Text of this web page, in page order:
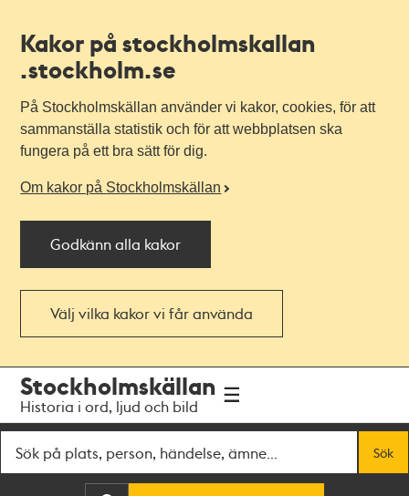
Kakor på stockholmskallan
.stockholm.se
På Stockholmskällan använder vi kakor, cookies, för att
sammanställa statistik och för att webbplatsen ska
fungera på ett bra sätt för dig.
Om kakor på Stockholmskällan
Godkänn alla kakor
Välj vilka kakor vi får använda
navigationen
huvudinnehållet
Stockholmskällan
Historia i ord, ljud och bild
Sök